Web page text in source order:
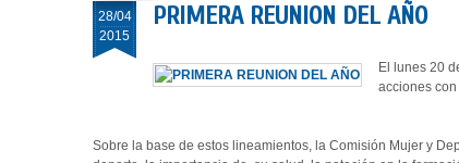
28/04
2015
PRIMERA REUNION DEL AÑO
El lunes 20
acciones
Sobre la base de estos lineamientos, la Comisión Mujer y